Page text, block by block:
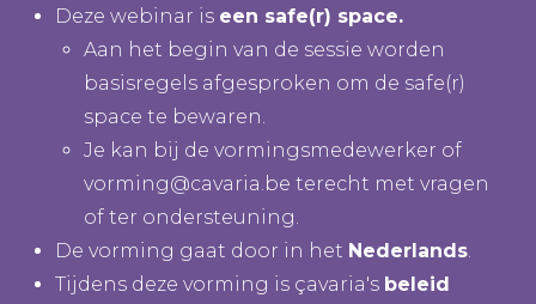
Deze webinar is een safe(r) space.
Aan het begin van de sessie worden
basisregels afgesproken om de safe(r)
space te bewaren.
Je kan bij de vormingsmedewerker of
vorming@cavaria.be terecht met vragen
of ter ondersteuning.
De vorming gaat door in het Nederlands
Tijdens deze vorming is çavaria's beleid